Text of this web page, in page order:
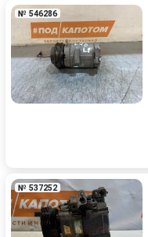
№ 546286
№ 537252